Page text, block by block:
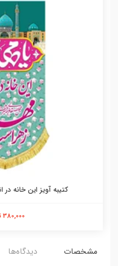
کتیبه آویز این خانه
380,000 تومان
مشخصات دیدگاه‌ها